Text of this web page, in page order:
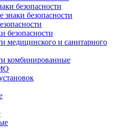
безопасности
безопасности
безопасности
медицинского и санитарного
комбинированные